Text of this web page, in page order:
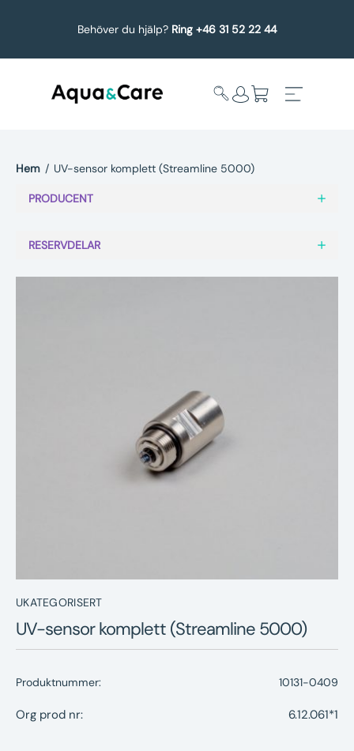
Behöver du hjälp? Ring +46 31 52 22 44
undermeny
Service
Underhållstips
Kontakt
Hem / UV-sensor komplett (Streamline 5000)
PRODUCENT
RESERVDELAR
UKATEGORISERT
UV-sensor komplett (Streamline 5000)
Produktnummer: 10131-0409
Org prod nr: 6.12.061*1